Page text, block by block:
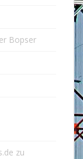
Bopser
zu